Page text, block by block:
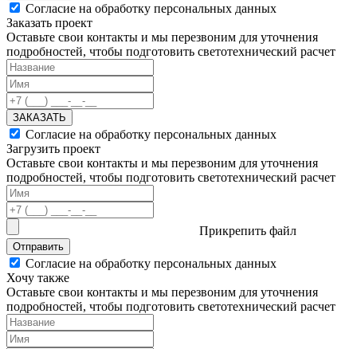
Согласие на обработку персональных данных
Заказать проект
Оставьте свои контакты и мы перезвоним для уточнения
подробностей, чтобы подготовить светотехнический расчет
ЗАКАЗАТЬ
Согласие на обработку персональных данных
Загрузить проект
Оставьте свои контакты и мы перезвоним для уточнения
подробностей, чтобы подготовить светотехнический расчет
Прикрепить файл
Отправить
Согласие на обработку персональных данных
Хочу также
Оставьте свои контакты и мы перезвоним для уточнения
подробностей, чтобы подготовить светотехнический расчет